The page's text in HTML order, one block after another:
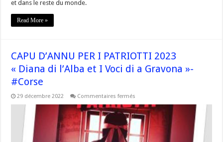
et dans le reste du monde.
Read More »
CAPU D’ANNU PER I PATRIOTTI 2023
« Diana di l’Alba et I Voci di a Gravona »-
#Corse
29 décembre 2022 Commentaires fermés
D’ANNU
PER
I
PATRIOTTI
2023
« Diana